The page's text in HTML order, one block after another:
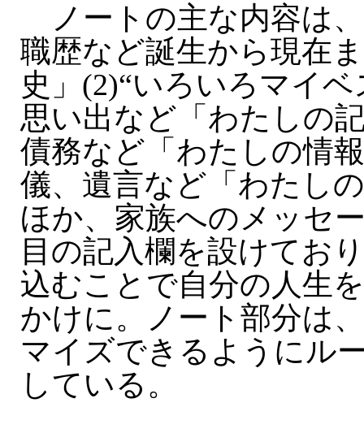
ノートの主な内容は
職歴など誕生から現在
史」(2)“いろいろマイ
思い出など「わたしの
債務など「わたしの情
儀、遺言など「わたし
ほか、家族へのメッセ
目の記入欄を設けてお
込むことで自分の人生
かけに。ノート部分は
マイズできるようにル
している。